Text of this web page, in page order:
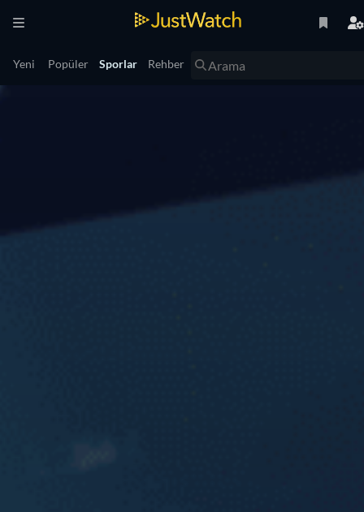
Yeni Popüler Sporlar Rehber